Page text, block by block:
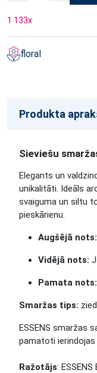
1 133x
floral
Produkta
Sieviešu
Elegants un
unikalitāti. Ideāls
svaiguma un siltu
pieskārienu.
Augšējā nots:
Vidējā nots:
Pamata nots:
Smaržas tips:
ESSENS smaržas
pamatoti
Ražotājs: